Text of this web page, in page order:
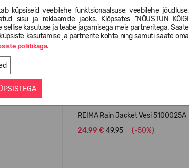
küpsiseid veebilehe funktsionaalsuse, veebilehe jõudluse,
sisu ja reklaamide jaoks. Klõpsates "NÕUSTUN KÕIGI
sellise kasutuse ja teabe jagamisega meie partneritega. Saate
kasutamise ja partnerite kohta ning samuti saate oma
poliitikaga.
REIMA Rain Jacket Vesi 5100025A
24,99 € 49.95 (-50%)